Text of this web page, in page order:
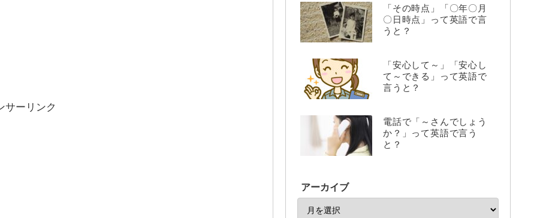
サーリンク
「その時点」「〇年〇月
〇日時点」って英語で言
うと？
「安心して～」「安心し
て～できる」って英語で
言うと？
電話で「～さんでしょう
か？」って英語で言う
と？
アーカイブ